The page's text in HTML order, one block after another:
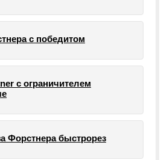
с победитом
с ограничителем
Форстнера быстрорез